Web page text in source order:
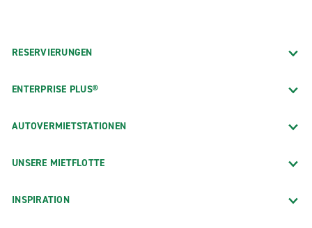
RESERVIERUNGEN
ENTERPRISE PLUS®
AUTOVERMIETSTATIONEN
UNSERE MIETFLOTTE
INSPIRATION